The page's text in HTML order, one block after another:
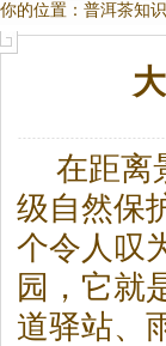
你的位置： 普洱茶知
在距离
级自然保
个令人叹
园，它就
道驿站、